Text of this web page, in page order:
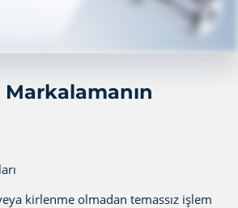
kirlenme olmadan temassız işlem